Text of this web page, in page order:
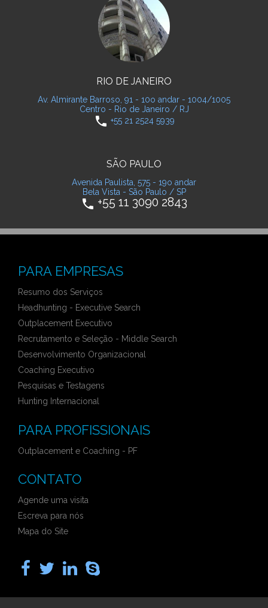
RIO DE JANEIRO
Av. Almirante Barroso, 91 - 10o andar - 1004/1005
Centro - Rio de Janeiro / RJ
phone +55 21 2524 5939
SÃO PAULO
Avenida Paulista, 575 - 19o andar
Bela Vista - São Paulo / SP
phone +55 11 3090 2843
PARA EMPRESAS
Resumo dos Serviços
Headhunting - Executive Search
Outplacement Executivo
Recrutamento e Seleção - Middle Search
Desenvolvimento Organizacional
Coaching Executivo
Pesquisas e Testagens
Hunting Internacional
PARA PROFISSIONAIS
Outplacement e Coaching - PF
CONTATO
Agende uma visita
Escreva para nós
Mapa do Site